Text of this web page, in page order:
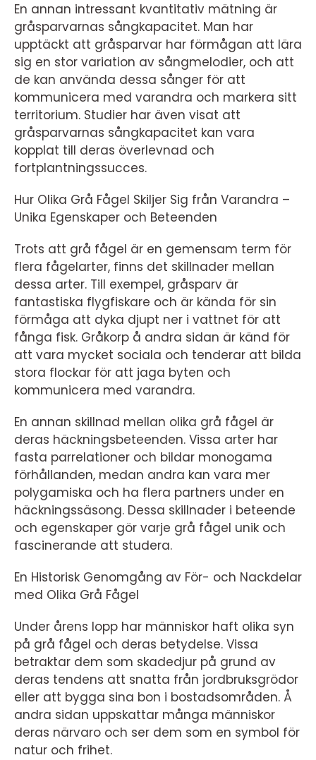
En annan intressant kvantitativ mätning är
gråsparvarnas sångkapacitet. Man har
upptäckt att gråsparvar har förmågan att lära
sig en stor variation av sångmelodier, och att
de kan använda dessa sånger för att
kommunicera med varandra och markera sitt
territorium. Studier har även visat att
gråsparvarnas sångkapacitet kan vara
kopplat till deras överlevnad och
fortplantningssucces.
Hur Olika Grå Fågel Skiljer Sig från Varandra –
Unika Egenskaper och Beteenden
Trots att grå fågel är en gemensam term för
flera fågelarter, finns det skillnader mellan
dessa arter. Till exempel, gråsparv är
fantastiska flygfiskare och är kända för sin
förmåga att dyka djupt ner i vattnet för att
fånga fisk. Gråkorp å andra sidan är känd för
att vara mycket sociala och tenderar att bilda
stora flockar för att jaga byten och
kommunicera med varandra.
En annan skillnad mellan olika grå fågel är
deras häckningsbeteenden. Vissa arter har
fasta parrelationer och bildar monogama
förhållanden, medan andra kan vara mer
polygamiska och ha flera partners under en
häckningssäsong. Dessa skillnader i beteende
och egenskaper gör varje grå fågel unik och
fascinerande att studera.
En Historisk Genomgång av För- och Nackdelar
med Olika Grå Fågel
Under årens lopp har människor haft olika syn
på grå fågel och deras betydelse. Vissa
betraktar dem som skadedjur på grund av
deras tendens att snatta från jordbruksgrödor
eller att bygga sina bon i bostadsområden. Å
andra sidan uppskattar många människor
deras närvaro och ser dem som en symbol för
natur och frihet.